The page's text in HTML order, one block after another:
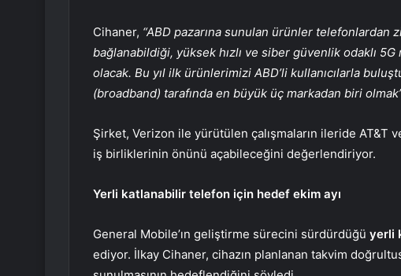
Cihaner, “ABD pazarına sunulan ürünler telefonlardan
bağlanabildiği, yüksek hızlı ve siber güvenlik odaklı
olacak. Bu yıl ilk ürünlerimizi ABD’li kullanıcılarla
(broadband) tarafında en büyük üç markadan biri
Şirket, Verizon ile yürütülen çalışmaların ileride
iş birliklerinin önünü açabileceğini değerlendiriyor.
Yerli katlanabilir telefon için hedef ekim ayı
General Mobile’ın geliştirme sürecini sürdürdüğü yerli
ediyor. İlkay Cihaner, cihazın planlanan takvim